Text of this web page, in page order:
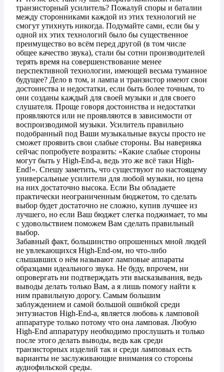
транзисторный усилитель? Пожалуй споры и баталии
между сторонниками каждой из этих технологий не
смогут утихнуть никогда. Подумайте сами, если бы у
одной их этих технологий было бы существенное
преимущество во всём перед другой (в том числе
общее качество звука), стали бы сотни производителей
терять время на совершенствование менее
перспективной технологии, имеющей весьма туманное
будущее? Дело в том, и лампа и транзистор имеют свои
достоинства и недостатки, если быть более точным, то
они созданы каждый для своей музыки и для своего
слушателя. Проще говоря достоинства и недостатки
проявляются или не проявляются в зависимости от
воспроизводимой музыки. Усилитель правильно
подобранный под Ваши музыкальные вкусы просто не
сможет проявить свои слабые стороны. Вы наверняка
сейчас попробуете возразить: «Какие слабые стороны
могут быть у High-End-а, ведь это же всё таки High-
End!». Спешу заметить, что существуют по настоящему
универсальные усилители для любой музыки, но цена
на них достаточно высока. Если Вы обладаете
практически неограниченным бюджетом, то сделать
выбор будет достаточно не сложно, купив лучшее из
лучшего, но если Ваш бюджет слегка поджимает, то мы
с удовольствием поможем Вам сделать правильный
выбор.
Забавный факт, большинство опрошенных мной людей
не увлекающихся High-End-ом, но что-либо
слышавших о нём называют ламповые аппараты
образцами идеального звука. Не буду, впрочем, ни
опровергать ни подтверждать эти высказывания, ведь
выводы делать только Вам, а я лишь помогу найти к
ним правильную дорогу. Самым большим
заблуждением и самой большой ошибкой среди
энтузиастов High-End-а, является любовь к ламповой
аппаратуре только потому что она ламповая. Любую
High-End аппаратуру необходимо прослушать и только
после этого делать выводы, ведь как среди
транзисторных изделий так и среди ламповых есть
варианты не заслуживающие внимания со стороны
аудиофильской среды.